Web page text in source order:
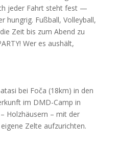
jeder Fahrt steht fest —
hungrig. Fußball, Volleyball,
Zeit bis zum Abend zu
Wer es aushält,
bei Foča (18km) in den
im DMD-Camp in
Holzhäusern – mit der
Zelte aufzurichten.